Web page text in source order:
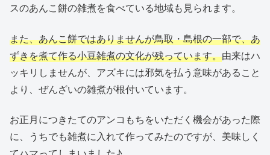
スのあんこ餅の雑煮を食べている地域も見られます。
また、あんこ餅ではありませんが鳥取・島根の一部で、あ
ずきを煮て作る小豆雑煮の文化が残っています。由来はハ
ッキリしませんが、アズキには邪気を払う意味があること
より、ぜんざいの雑煮が根付いています。
お正月につきたてのアンコもちをいただく機会があった際
に、うちでも雑煮に入れて作ってみたのですが、美味しく